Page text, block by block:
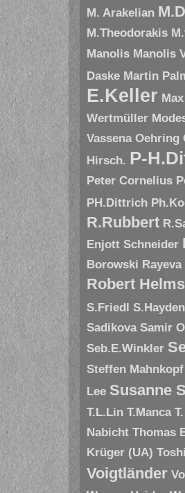
M. Arakelian
M.Theodorakis
Manolis Manolis
Daske Martin
E.Keller
Wertmüller
Vassena Oehring
Hirsch. P-
Peter Cornelius
PH.Dittrich
R.Rubbert
Enjott Schneider
Borowski Rayeva
Robert
S.Friedl
S.Hayden
Sadikova Samir
Seb.E.Winkler
Steffen
Lee Susanne
T.L.Lin T.Manca
Nabicht Thomas
Krüger (UA)
Voigtländer